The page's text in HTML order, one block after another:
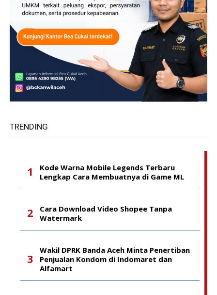
TRENDING
Kode Warna Mobile Legends Terbaru
Lengkap Cara Membuatnya di Game ML
Cara Download Video Shopee Tanpa
Watermark
Wakil DPRK Banda Aceh Minta Penertiban
Penjualan Kondom di Indomaret dan
Alfamart